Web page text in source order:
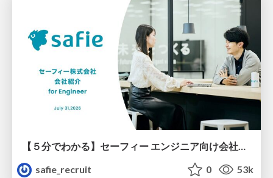
safie_recruit
0 53k